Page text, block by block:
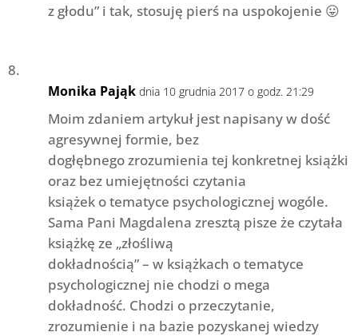
z głodu” i tak, stosuję pierś na uspokojenie 😛
Monika Pająk dnia 10 grudnia 2017 o godz. 21:29
Moim zdaniem artykuł jest napisany w dość
agresywnej formie, bez
dogłębnego zrozumienia tej konkretnej książki
oraz bez umiejętności czytania
książek o tematyce psychologicznej wogóle.
Sama Pani Magdalena zresztą pisze że czytała
książkę ze „złośliwą
dokładnością” – w książkach o tematyce
psychologicznej nie chodzi o mega
dokładność. Chodzi o przeczytanie,
zrozumienie i na bazie pozyskanej wiedzy